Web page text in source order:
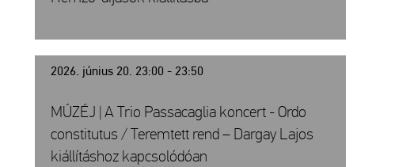
2026. június 20. 23:00 - 23:50
MÚZÉJ | A Trio Passacaglia koncert - Ordo
constitutus / Teremtett rend – Dargay Lajos
kiállításhoz kapcsolódóan